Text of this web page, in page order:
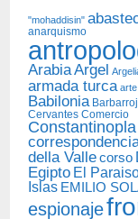
"mohaddisin"
anarquismo
ArabiaArgel
armada turca arte
Babilonia
Cervantes Comercio
Constantinopla
della Vallecorso
Egipto El
Islas EMILIO
espionaje